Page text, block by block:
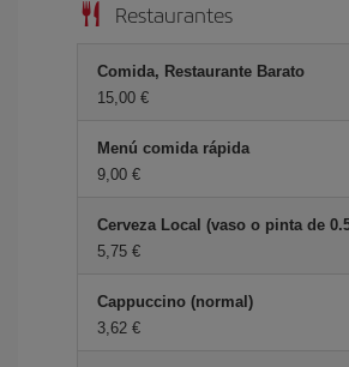
Restaurantes
Comida, Restaurante Barato
15,00 €
Menú comida rápida
9,00 €
Cerveza Local (vaso o pinta de
5,75 €
Cappuccino (normal)
3,62 €